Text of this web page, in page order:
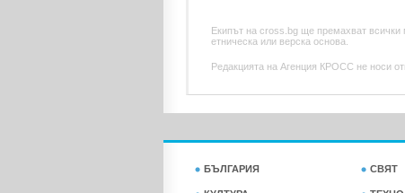
Екипът на cross.bg ще премахват
етническа или верска основа.
Редакцията на Агенция КРОСС не носи
БЪЛГАРИЯ СВЯТ